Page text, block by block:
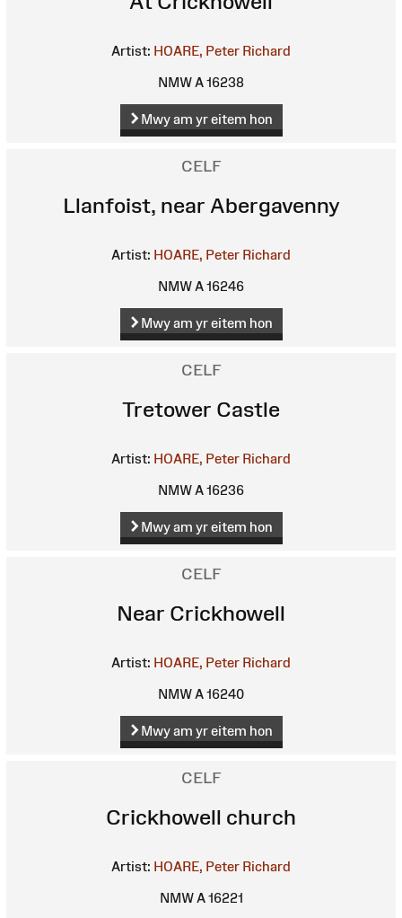
Artist: HOARE, Peter Richard
NMW A 16238
Mwy am yr eitem hon
CELF
Llanfoist, near Abergavenny
Artist: HOARE, Peter Richard
NMW A 16246
Mwy am yr eitem hon
CELF
Tretower Castle
Artist: HOARE, Peter Richard
NMW A 16236
Mwy am yr eitem hon
CELF
Near Crickhowell
Artist: HOARE, Peter Richard
NMW A 16240
Mwy am yr eitem hon
CELF
Crickhowell church
Artist: HOARE, Peter Richard
NMW A 16221